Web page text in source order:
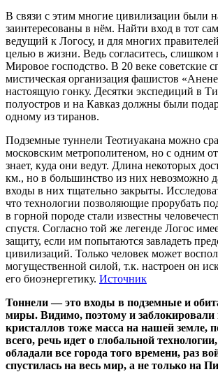
В связи с этим многие цивилизации были
заинтересованы в нём. Найти вход в тот
ведущий к Логосу, и для многих
целью в жизни. Ведь согласитесь, слишком
Мировое господство. В 20 веке советские
мистическая организация фашистов
настоящую гонку. Десятки экспедиций в
полуостров и на Кавказ должны были
одному из тиранов.
Подземные туннели Теотиуакана можно
московским метрополитеном, но с одним
знает, куда они ведут. Длина некоторых
км., но в большинство из них невозможно
входы в них тщательно закрыты.
что технологии позволяющие прорубать
в горной породе стали известны
спустя. Согласно той же легенде Логос
защиту, если им попытаются завладеть
цивилизаций. Только человек может
могущественной силой, т.к. настроен он
его биоэнергетику. Источник
Тоннели — это входы в подземные и
миры. Видимо, поэтому и
кристаллов тоже масса на нашей земле,
всего, речь идет о глобальной
обладали все города того времени, раз
спустилась на весь мир, а не только на